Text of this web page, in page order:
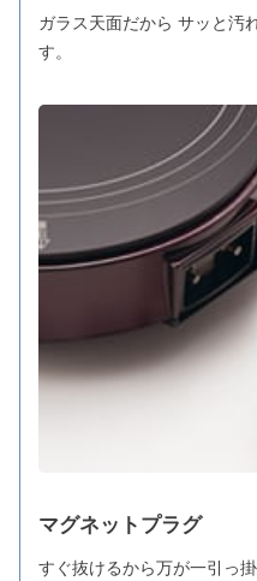
ガラス天面だから サッと汚
す。
マグネットプラグ
すぐ抜けるから万が一引っ